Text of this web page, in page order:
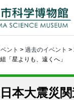
ント > 過去のイベント >
「星よりも、遠くへ」
本大震災